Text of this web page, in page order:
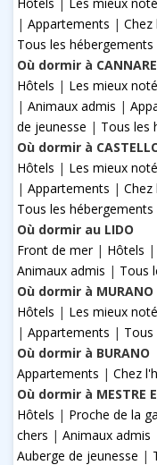
| Appartements |
Tous les hébergements
Où dormir à
Hôtels | Les mieux
| Animaux admis |
de jeunesse | Tous les
Où dormir à
Hôtels | Les mieux
| Appartements |
Tous les hébergements
Où dormir au LIDO
Front de mer| Hôtels |
Animaux admis | Tous
Où dormir à MURANO
Hôtels | Les mieux
| Appartements | Tous
Où dormir à BURANO
Appartements | Chez
Où dormir à MESTRE
Hôtels | Proche de la
chers | Animaux admis
Auberge de jeunesse |